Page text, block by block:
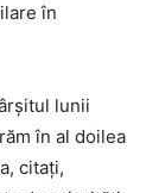
în
lunii
în al doilea
citați,